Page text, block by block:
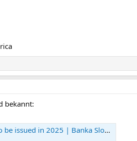
bekannt:
in 2025 | Banka Slovenije